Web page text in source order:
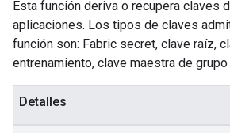
Esta función deriva o recupera claves
aplicaciones. Los tipos de claves
función son: Fabric secret, clave raíz,
entrenamiento, clave maestra de
Detalles